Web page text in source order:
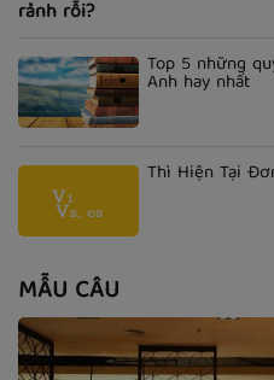
rảnh rỗi?
Top 5 những
Anh hay nhất
Thì Hiện Tại
MẪU CÂU